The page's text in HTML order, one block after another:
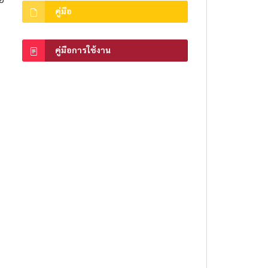
คู่มือ
คู่มือการใช้งาน